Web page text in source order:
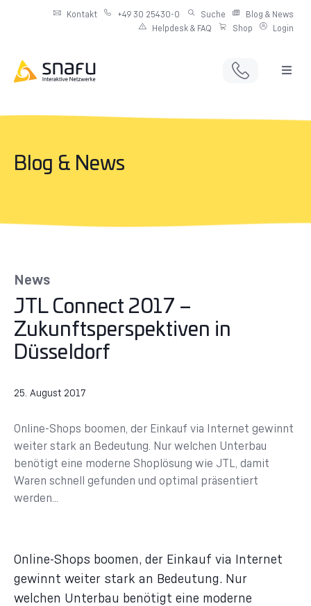
Kontakt +49 30 25430-0 Suche
Blog & News
Helpdesk & FAQ
Shop Login
Produkte & Angebote
Blog & News
News
JTL Connect 2017 –
Zukunftsperspektiven in
Düsseldorf
25. August 2017
Online-Shops boomen, der Einkauf via Internet gewinnt
weiter stark an Bedeutung. Nur welchen Unterbau
benötigt eine moderne Shoplösung wie JTL, damit
Waren schnell gefunden und optimal präsentiert
werden...
Online-Shops boomen, der Einkauf via Internet
gewinnt weiter stark an Bedeutung. Nur
welchen Unterbau benötigt eine moderne